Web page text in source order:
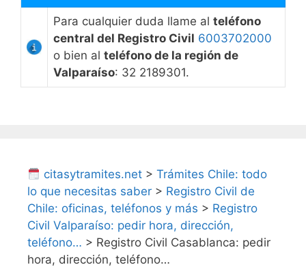
Para cualquier duda llame al teléfono
central del Registro Civil 6003702000
o bien al teléfono de la región de
Valparaíso: 32 2189301.
citasytramites.net >Trámites Chile: todo
lo que necesitas saber > Registro Civil de
Chile: oficinas, teléfonos y más > Registro
Civil Valparaíso: pedir hora, dirección,
teléfono… > Registro Civil Casablanca: pedir
hora, dirección, teléfono…